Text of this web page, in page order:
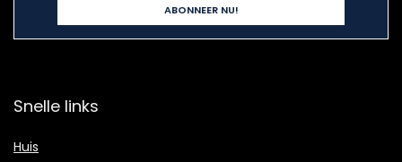
Snelle links
Huis